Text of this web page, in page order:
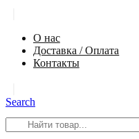
О нас
Доставка / Оплата
Контакты
Search